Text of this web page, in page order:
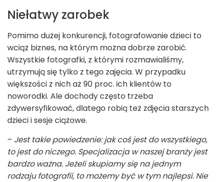
Niełatwy zarobek
Pomimo dużej konkurencji, fotografowanie dzieci to
wciąż biznes, na którym można dobrze zarobić.
Wszystkie fotografki, z którymi rozmawialiśmy,
utrzymują się tylko z tego zajęcia. W przypadku
większości z nich aż 90 proc. ich klientów to
noworodki. Ale dochody często trzeba
zdywersyfikować, dlatego robią też zdjęcia starszych
dzieci i sesje ciążowe.
– Jest takie powiedzenie: jak coś jest do wszystkiego,
to jest do niczego. Specjalizacja w naszej branży jest
bardzo ważna. Jeżeli skupiamy się na jednym
rodzaju fotografii, to możemy być w tym najlepsi. Nie